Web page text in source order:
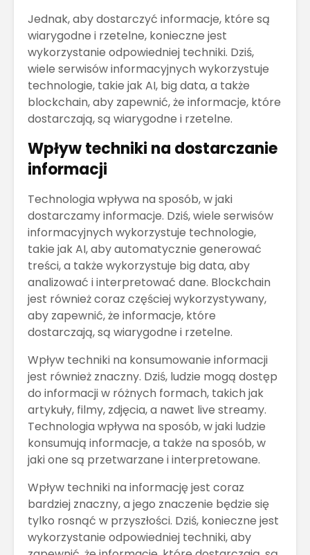
Jednak, aby dostarczyć informacje, które są
wiarygodne i rzetelne, konieczne jest
wykorzystanie odpowiedniej techniki. Dziś,
wiele serwisów informacyjnych wykorzystuje
technologie, takie jak AI, big data, a także
blockchain, aby zapewnić, że informacje, które
dostarczają, są wiarygodne i rzetelne.
Wpływ techniki na dostarczanie
informacji
Technologia wpływa na sposób, w jaki
dostarczamy informacje. Dziś, wiele serwisów
informacyjnych wykorzystuje technologie,
takie jak AI, aby automatycznie generować
treści, a także wykorzystuje big data, aby
analizować i interpretować dane. Blockchain
jest również coraz częściej wykorzystywany,
aby zapewnić, że informacje, które
dostarczają, są wiarygodne i rzetelne.
Wpływ techniki na konsumowanie informacji
jest również znaczny. Dziś, ludzie mogą dostęp
do informacji w różnych formach, takich jak
artykuły, filmy, zdjęcia, a nawet live streamy.
Technologia wpływa na sposób, w jaki ludzie
konsumują informacje, a także na sposób, w
jaki one są przetwarzane i interpretowane.
Wpływ techniki na informację jest coraz
bardziej znaczny, a jego znaczenie będzie się
tylko rosnąć w przyszłości. Dziś, konieczne jest
wykorzystanie odpowiedniej techniki, aby